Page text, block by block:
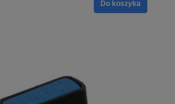
Do koszyka